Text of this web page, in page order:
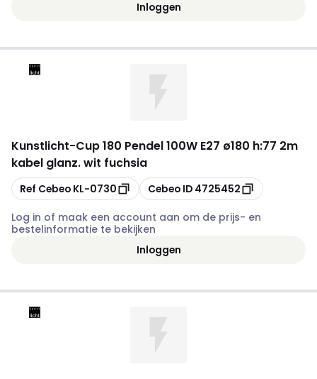
Inloggen
Kunstlicht-Cup 180 Pendel 100W E27 ø180 h:77 2m
kabel glanz. wit fuchsia
Kopiëren
Ref Cebeo KL-0730 Kopiëren
Cebeo ID 4725452
Log in of maak een account aan om de prijs- en
bestelinformatie te bekijken
Inloggen